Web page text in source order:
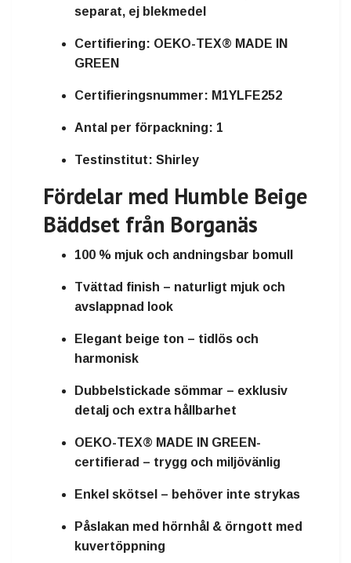
separat, ej blekmedel
Certifiering: OEKO-TEX® MADE IN
GREEN
Certifieringsnummer: M1YLFE252
Antal per förpackning: 1
Testinstitut: Shirley
Fördelar med Humble Beige
Bäddset från Borganäs
100 % mjuk och andningsbar bomull
Tvättad finish – naturligt mjuk och
avslappnad look
Elegant beige ton – tidlös och
harmonisk
Dubbelstickade sömmar – exklusiv
detalj och extra hållbarhet
OEKO-TEX® MADE IN GREEN-
certifierad – trygg och miljövänlig
Enkel skötsel – behöver inte strykas
Påslakan med hörnhål & örngott med
kuvertöppning